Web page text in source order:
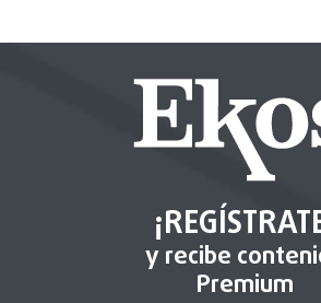
y recibe
Premium